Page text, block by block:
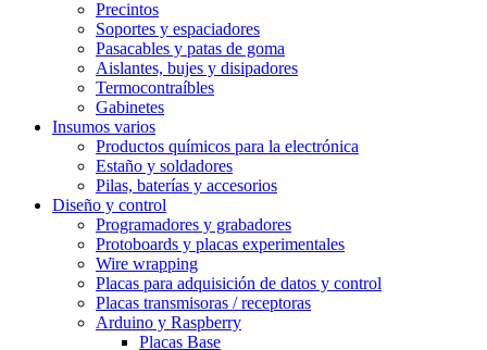
Precintos
Soportes y espaciadores
Pasacables y patas de goma
Aislantes, bujes y disipadores
Termocontraíbles
Gabinetes
Insumos varios
Productos químicos para la electrónica
Estaño y soldadores
Pilas, baterías y accesorios
Diseño y control
Programadores y grabadores
Protoboards y placas experimentales
Wire wrapping
Placas para adquisición de datos y control
Placas transmisoras / receptoras
Arduino y Raspberry
Placas Base